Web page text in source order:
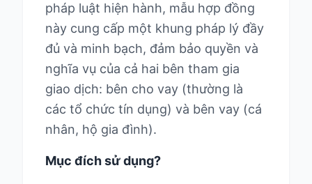
pháp luật hiện hành, mẫu hợp đồng
này cung cấp một khung pháp lý đầy
đủ và minh bạch, đảm bảo quyền và
nghĩa vụ của cả hai bên tham gia
giao dịch: bên cho vay (thường là
các tổ chức tín dụng) và bên vay (cá
nhân, hộ gia đình).
Mục đích sử dụng?